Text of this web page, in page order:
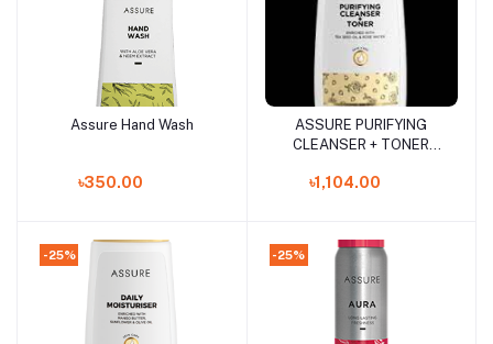
Add to cart
Assure Hand Wash
৳350.00
Add to cart
ASSURE PURIFYING
CLEANSER + TONER
৳1,104.00
-25% -25%